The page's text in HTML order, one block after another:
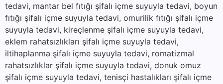
tedavi, mantar bel fıtığı şifalı içme suyuyla tedavi, boyun
fıtığı şifalı içme suyuyla tedavi, omurilik fıtığı şifalı içme
suyuyla tedavi, kireçlenme şifalı içme suyuyla tedavi,
eklem rahatsızlıkları şifalı içme suyuyla tedavi,
iltihaplanma şifalı içme suyuyla tedavi, romatizmal
rahatsızlıklar şifalı içme suyuyla tedavi, donuk omuz
şifalı içme suyuyla tedavi, tenisçi hastalıkları şifalı içme